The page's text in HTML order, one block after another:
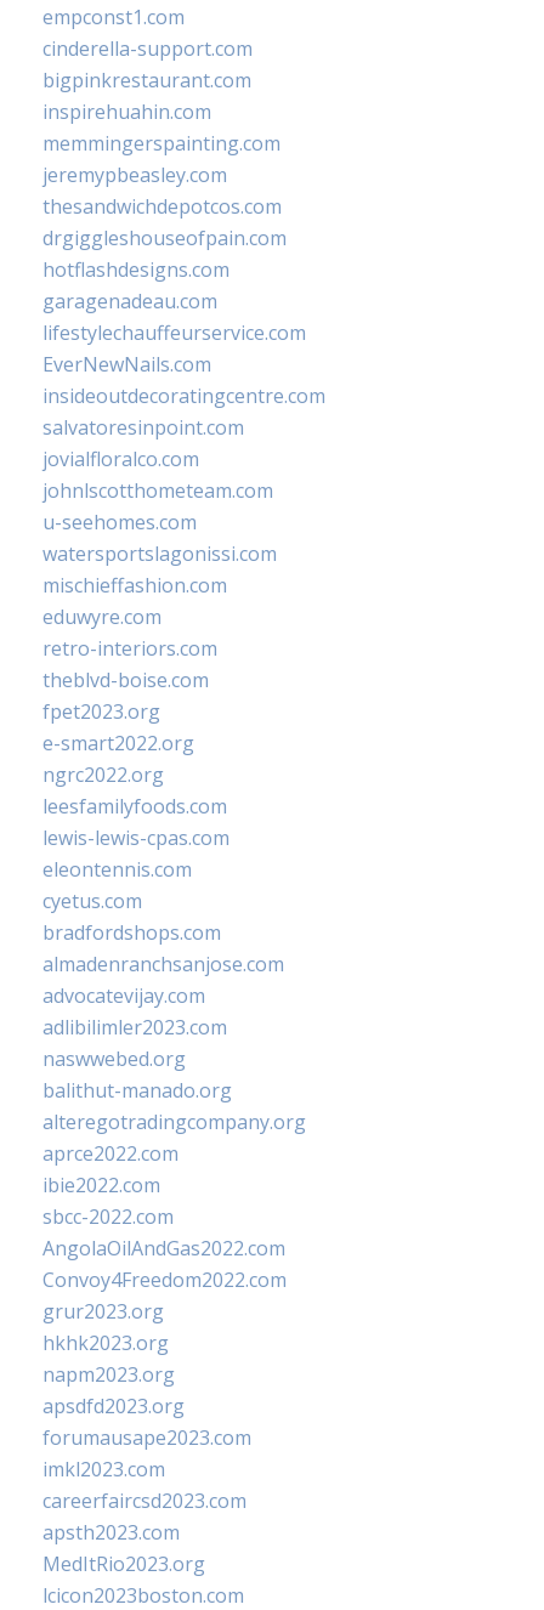
empconst1.com
cinderella-support.com
bigpinkrestaurant.com
inspirehuahin.com
memmingerspainting.com
jeremypbeasley.com
thesandwichdepotcos.com
drgiggleshouseofpain.com
hotflashdesigns.com
garagenadeau.com
lifestylechauffeurservice.com
EverNewNails.com
insideoutdecoratingcentre.com
salvatoresinpoint.com
jovialfloralco.com
johnlscotthometeam.com
u-seehomes.com
watersportslagonissi.com
mischieffashion.com
eduwyre.com
retro-interiors.com
theblvd-boise.com
fpet2023.org
e-smart2022.org
ngrc2022.org
leesfamilyfoods.com
lewis-lewis-cpas.com
eleontennis.com
cyetus.com
bradfordshops.com
almadenranchsanjose.com
advocatevijay.com
adlibilimler2023.com
naswwebed.org
balithut-manado.org
alteregotradingcompany.org
aprce2022.com
ibie2022.com
sbcc-2022.com
AngolaOilAndGas2022.com
Convoy4Freedom2022.com
grur2023.org
hkhk2023.org
napm2023.org
apsdfd2023.org
forumausape2023.com
imkl2023.com
careerfaircsd2023.com
apsth2023.com
MedItRio2023.org
lcicon2023boston.com